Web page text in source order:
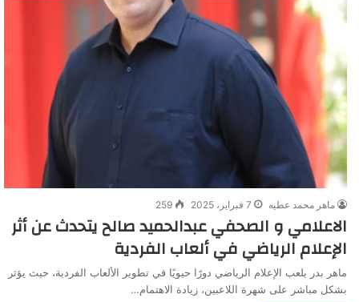
ماهر محمد عطيه 7 فبراير، 2025 259
الاعلامي و الصحفي عبدالحميد صالح يتحدث عن أثر
الإعلام الرياضي في ألعاب الفردية
ماهر بدر يلعب الإعلام الرياضي دورًا حيويًا في تطوير الألعاب الفردية، حيث يؤثر
بشكل مباشر على شهرة اللاعبين، زيادة الاهتمام…